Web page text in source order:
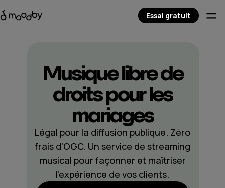
Musique libre de
droits pour les
mariages
Légal pour la diffusion publique. Zéro
frais d’OGC. Un service de streaming
musical pour façonner et maîtriser
l’expérience de vos clients.
Essai gratuit